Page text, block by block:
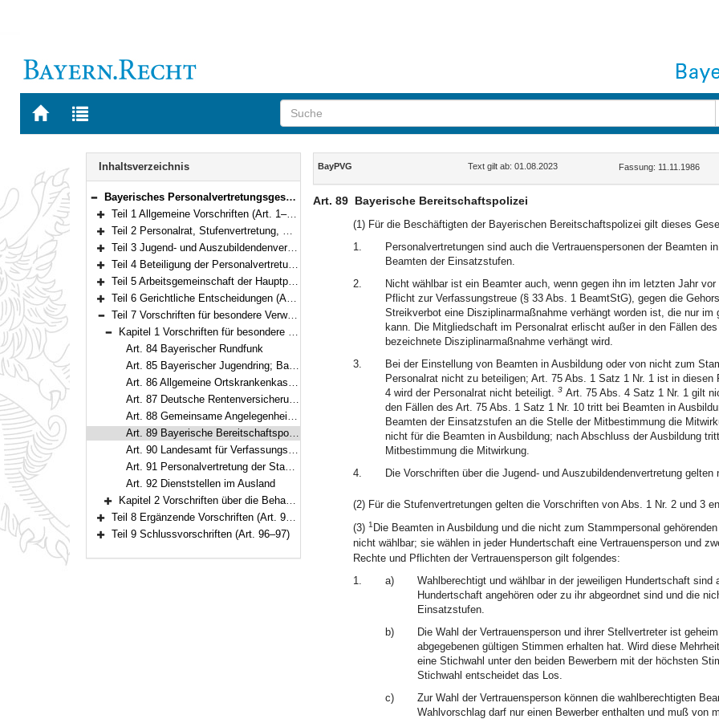
Zur
BAYERN.RECHT
Zur
letzten
Navigation
Inhaltsverzeichnis
Bereich reduzieren
Bayerisches Personalvertretungsgesetz (BayPVG) in der Fassung der Bekanntmachung vom 11. November 1986 (GVBl. S. 349) BayRS 2035-1-F (Art. 1–97)
Bereich erweitern
Teil 1 Allgemeine Vorschriften (Art. 1–11)
Bereich erweitern
Teil 2 Personalrat, Stufenvertretung, Gesamtpersonalrat, Personalversammlung (Art. 12–56)
Bereich erweitern
Teil 3 Jugend- und Auszubildendenvertretung (Art. 57–64)
Bereich erweitern
Teil 4 Beteiligung der Personalvertretung (Art. 65–80)
Bereich erweitern
Teil 5 Arbeitsgemeinschaft der Hauptpersonalräte (Art. 81)
Bereich erweitern
Teil 6 Gerichtliche Entscheidungen (Art. 82–83)
Bereich reduzieren
Teil 7 Vorschriften für besondere Verwaltungszweige und die Behandlung von Verschlußsachen (Art. 84–93)
Bereich reduzieren
Kapitel 1 Vorschriften für besondere Verwaltungszweige und für den Bayerischen Rundfunk (Art. 84–92)
Art. 84 Bayerischer Rundfunk
Art. 85 Bayerischer Jugendring; Bayerisches Rotes Kreuz
Art. 86 Allgemeine Ortskrankenkasse Bayern (AOK Bayern)
Art. 87 Deutsche Rentenversicherung
Art. 88 Gemeinsame Angelegenheiten von Richtern, Staatsanwälten und anderen Beschäftigten
Art. 89 Bayerische Bereitschaftspolizei
Art. 90 Landesamt für Verfassungsschutz
Art. 91 Personalvertretung der Staatsanwälte
Art. 92 Dienststellen im Ausland
Bereich erweitern
Kapitel 2 Vorschriften über die Behandlung von Verschlußsachen (Art. 93)
Bereich erweitern
Teil 8 Ergänzende Vorschriften (Art. 94–95)
Teil 9 Schlussvorschriften (Art. 96–97)
Inhalt
BayPVG Text gilt ab: 01.08.2023 Fassung: 11.11.1986
Art. 89 Bayerische Bereitschaftspolizei
(1) Für die Beschäftigten der Bayerischen Bereitschaftspolizei gilt dieses
1.
Personalvertretungen sind auch die Vertrauenspersonen der Beamten
Beamten der Einsatzstufen.
2.
Nicht wählbar ist ein Beamter auch, wenn gegen ihn im letzten Jahr
Pflicht zur Verfassungstreue (§ 33 Abs. 1 BeamtStG), gegen die
Streikverbot eine Disziplinarmaßnahme verhängt worden ist, die nur
kann. Die Mitgliedschaft im Personalrat erlischt außer in den Fällen
bezeichnete Disziplinarmaßnahme verhängt wird.
3.
Bei der Einstellung von Beamten in Ausbildung oder von nicht zum
Personalrat nicht zu beteiligen; Art. 75 Abs. 1 Satz 1 Nr. 1 ist in
4 wird der Personalrat nicht beteiligt. 3 Art. 75 Abs. 4 Satz 1 Nr. 1 gilt
den Fällen des Art. 75 Abs. 1 Satz 1 Nr. 10 tritt bei Beamten in
Beamten der Einsatzstufen an die Stelle der Mitbestimmung die
nicht für die Beamten in Ausbildung; nach Abschluss der Ausbildung
Mitbestimmung die Mitwirkung.
4.
Die Vorschriften über die Jugend- und Auszubildendenvertretung
(2) Für die Stufenvertretungen gelten die Vorschriften von Abs. 1 Nr. 2 und 3
(3) 1 Die Beamten in Ausbildung und die nicht zum Stammpersonal
nicht wählbar; sie wählen in jeder Hundertschaft eine Vertrauensperson und
Rechte und Pflichten der Vertrauensperson gilt folgendes:
1.
a)
Wahlberechtigt und wählbar in der jeweiligen Hundertschaft
Hundertschaft angehören oder zu ihr abgeordnet sind und die
Einsatzstufen.
b)
Die Wahl der Vertrauensperson und ihrer Stellvertreter ist
abgegebenen gültigen Stimmen erhalten hat. Wird diese
eine Stichwahl unter den beiden Bewerbern mit der höchsten
Stichwahl entscheidet das Los.
c)
Zur Wahl der Vertrauensperson können die wahlberechtigten
Wahlvorschlag darf nur einen Bewerber enthalten und muß von